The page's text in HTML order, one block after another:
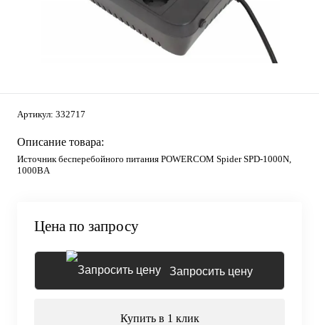
Артикул: 332717
Описание товара:
Источник бесперебойного питания POWERCOM Spider SPD-1000N,
1000ВA
Цена по запросу
Запросить цену
Купить в 1 клик